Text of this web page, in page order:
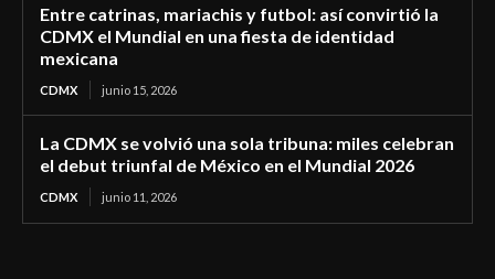
Entre catrinas, mariachis y futbol: así convirtió la
CDMX el Mundial en una fiesta de identidad
mexicana
CDMX junio 15, 2026
La CDMX se volvió una sola tribuna: miles celebran
el debut triunfal de México en el Mundial 2026
CDMX junio 11, 2026